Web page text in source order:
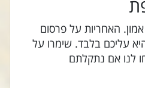
האחריות על פרסום
עליכם בלבד. שימרו על
לנו אם נתקלתם